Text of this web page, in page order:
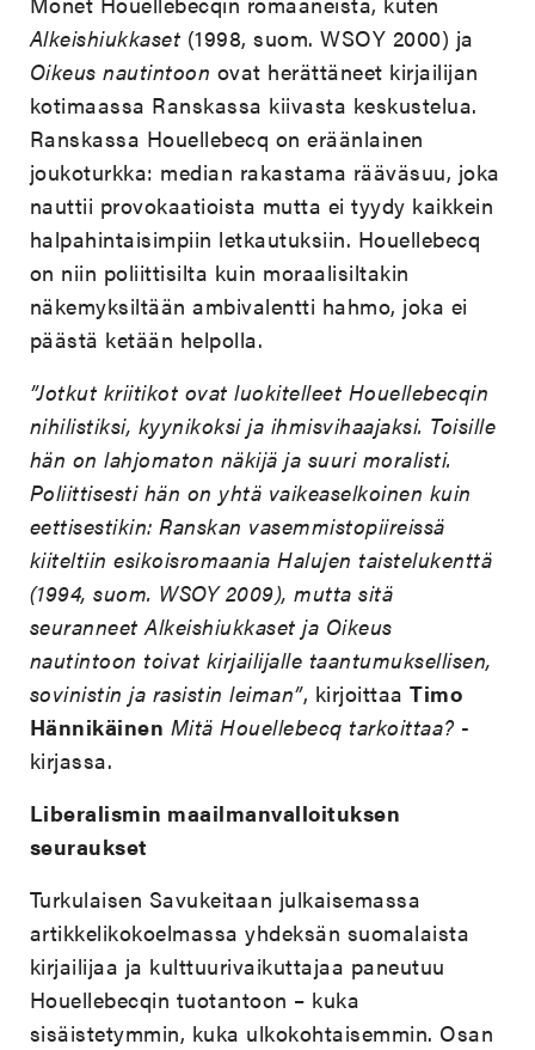
Alkeishiukkaset (1998, suom. WSOY 2000) ja
Oikeus nautintoon ovat herättäneet kirjailijan
kotimaassa Ranskassa kiivasta keskustelua.
Ranskassa Houellebecq on eräänlainen
joukoturkka: median rakastama rääväsuu, joka
nauttii provokaatioista mutta ei tyydy kaikkein
halpahintaisimpiin letkautuksiin. Houellebecq
on niin poliittisilta kuin moraalisiltakin
näkemyksiltään ambivalentti hahmo, joka ei
päästä ketään helpolla.
”Jotkut kriitikot ovat luokitelleet Houellebecqin
nihilistiksi, kyynikoksi ja ihmisvihaajaksi. Toisille
hän on lahjomaton näkijä ja suuri moralisti.
Poliittisesti hän on yhtä vaikeaselkoinen kuin
eettisestikin: Ranskan vasemmistopiireissä
kiiteltiin esikoisromaania Halujen taistelukenttä
(1994, suom. WSOY 2009), mutta sitä
seuranneet Alkeishiukkaset ja Oikeus
nautintoon toivat kirjailijalle taantumuksellisen,
sovinistin ja rasistin leiman”, kirjoittaaTimo
Hännikäinen Mitä Houellebecq tarkoittaa? -
kirjassa.
Liberalismin maailmanvalloituksen
seuraukset
Turkulaisen Savukeitaan julkaisemassa
artikkelikokoelmassa yhdeksän suomalaista
kirjailijaa ja kulttuurivaikuttajaa paneutuu
Houellebecqin tuotantoon – kuka
sisäistetymmin, kuka ulkokohtaisemmin. Osan